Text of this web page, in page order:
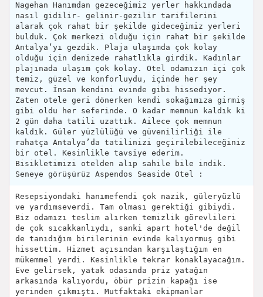
Nagehan Hanımdan gezeceğimiz yerler hakkındada
nasıl gidilir- gelinir-gezilir tarifilerini
alarak çok rahat bir şekilde gideceğimiz yerleri
bulduk. Çok merkezi olduğu için rahat bir şekilde
Antalya’yı gezdik. Plaja ulaşımda çok kolay
olduğu için denizede rahatlıkla girdik. Kadınlar
plajınada ulaşım çok kolay. Otel odamızın içi çok
temiz, güzel ve konforluydu, içinde her şey
mevcut. İnsan kendini evinde gibi hissediyor.
Zaten otele geri dönerken kendi sokağımıza girmiş
gibi oldu her seferinde. O kadar memnun kaldık ki
2 gün daha tatili uzattık. Ailece çok memnun
kaldık. Güler yüzlülüğü ve güvenilirliği ile
rahatça Antalya’da tatilinizi geçirilebileceğiniz
bir otel. Kesinlikle tavsiye ederim.
Bisikletimizi otelden alıp sahile bile indik.
Seneye görüşürüz Aspendos Seaside Otel :
Resepsiyondaki hanımefendi çok nazik, güleryüzlü
ve yardımseverdi. Tam olması gerektiği gibiydi.
Biz odamızı teslim alırken temizlik görevlileri
de çok sıcakkanlıydı, sanki apart hotel'de değil
de tanıdığım birilerinin evinde kalıyormuş gibi
hissettim. Hizmet açısından karşılaştığım en
mükemmel yerdi. Kesinlikle tekrar konaklayacağım.
Eve gelirsek, yatak odasında priz yatağın
arkasında kalıyordu, öbür prizin kapağı ise
yerinden çıkmıştı. Mutfaktaki ekipmanlar